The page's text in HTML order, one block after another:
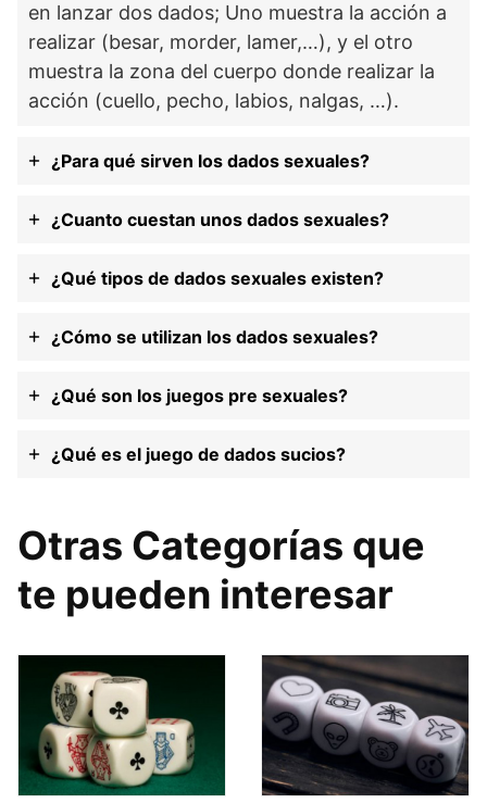
en lanzar dos dados; Uno muestra la acción a
realizar (besar, morder, lamer,…), y el otro
muestra la zona del cuerpo donde realizar la
acción (cuello, pecho, labios, nalgas, …).
¿Para qué sirven los dados sexuales?
¿Cuanto cuestan unos dados sexuales?
¿Qué tipos de dados sexuales existen?
¿Cómo se utilizan los dados sexuales?
¿Qué son los juegos pre sexuales?
¿Qué es el juego de dados sucios?
Otras Categorías que
te pueden interesar